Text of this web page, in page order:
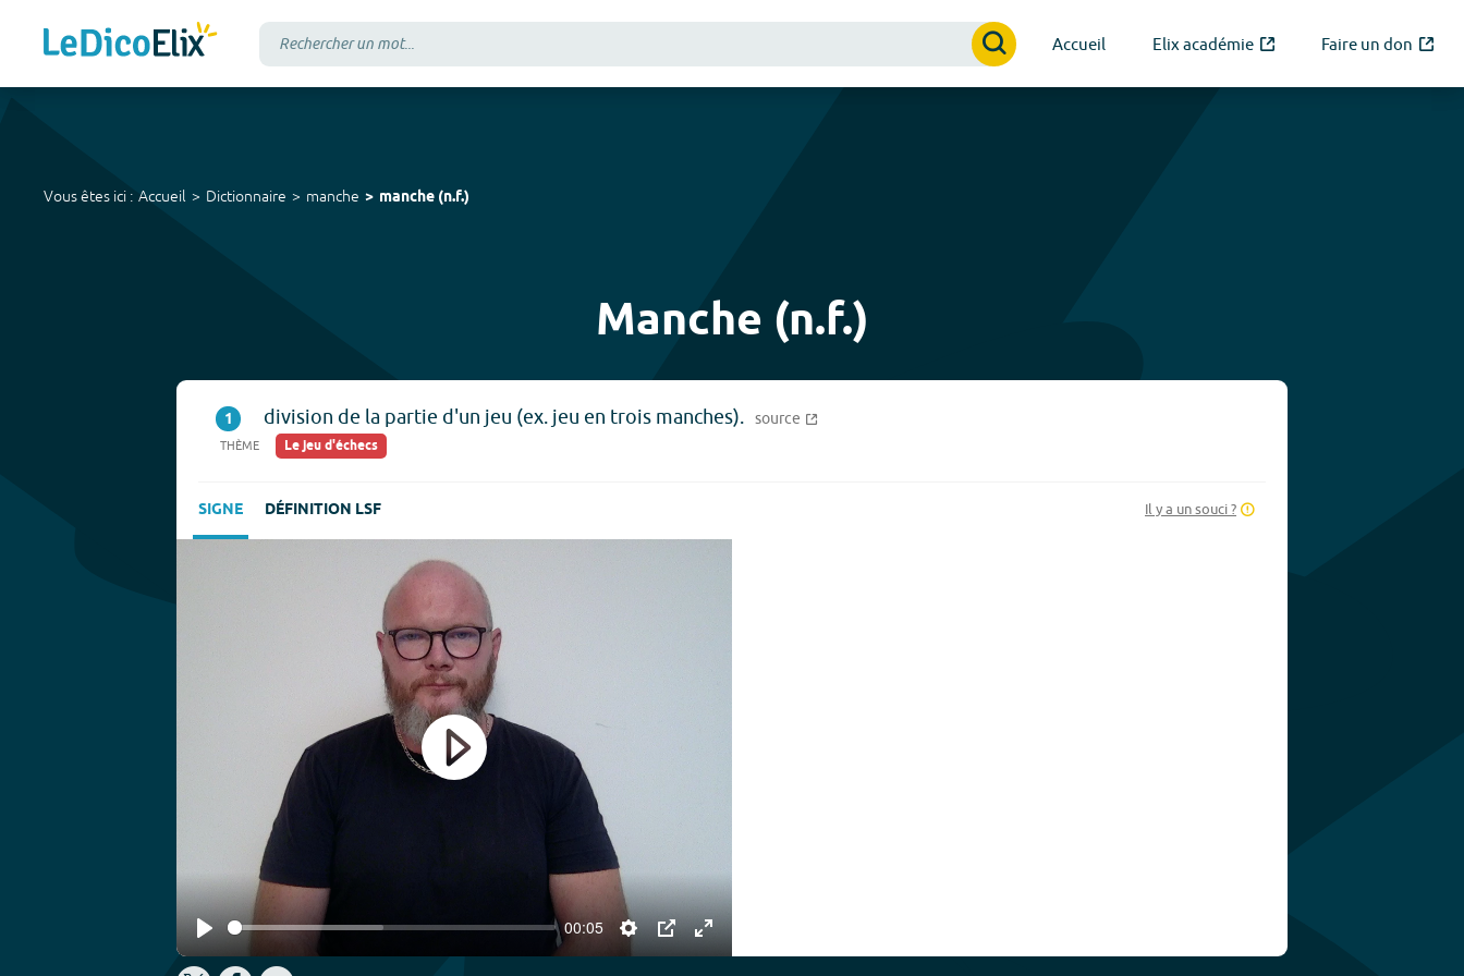
Accueil Elix académie Faire un don
Vous êtes ici : Accueil Dictionnaire manche manche (n.f.)
Manche (n.f.)
1 division de la partie d'un jeu (ex. jeu en trois manches). source
THÈME Le jeu d'échecs
SIGNE DÉFINITION LSF Il y a un souci ?
Play
00:05
Settings
PIP Enter
Play